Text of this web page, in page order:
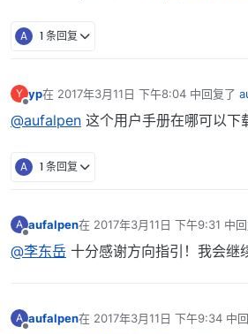
A 1 条回复
Y yp在 2017年3月11日 下午8:04 中回复了
最后由 编辑
@aufalpen 这个用户手册在哪可以下
A 1 条回复
A
离线
aufalpen在 2017年3月11日 下午9:31 中
最后由 编辑
@李东岳 十分感谢方向指引！我会继
A aufalpen在 2017年3月11日 下午9:34 中
最后由 编辑